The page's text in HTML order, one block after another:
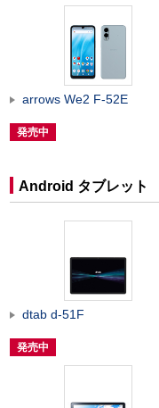
arrows We2 F-52E
発売中
Android タブレット
dtab d-51F
発売中